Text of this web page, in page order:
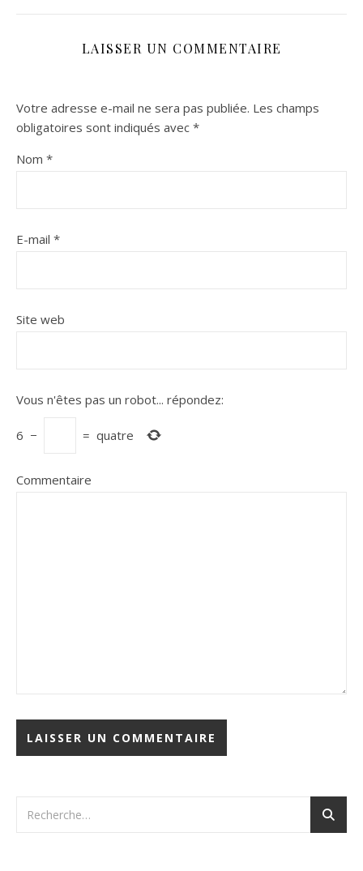
LAISSER UN COMMENTAIRE
Votre adresse e-mail ne sera pas publiée. Les champs
obligatoires sont indiqués avec *
Nom *
E-mail *
Site web
Vous n'êtes pas un robot... répondez:
6 − = quatre
Commentaire